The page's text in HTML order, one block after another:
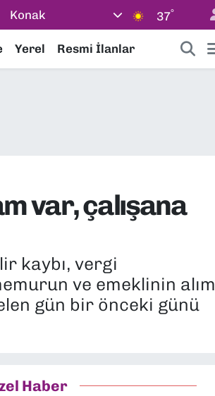
Konak 37°
Yerel Resmi İlanlar
var, çalışana
kaybı, vergi
ve emeklinin alım
gün bir önceki günü
Haber